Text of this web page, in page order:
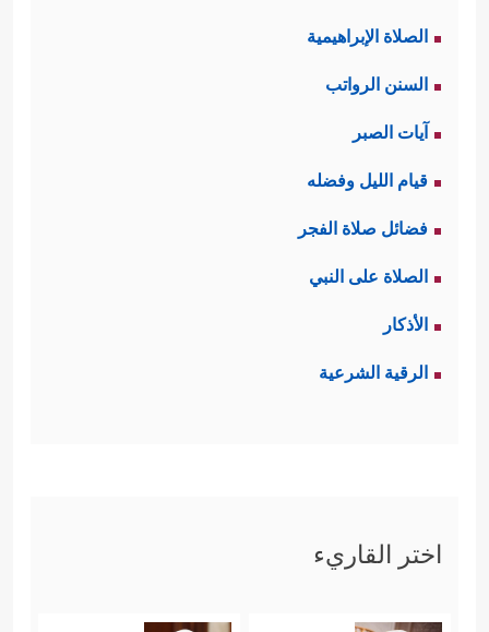
الصلاة الإبراهيمية
السنن الرواتب
آيات الصبر
قيام الليل وفضله
فضائل صلاة الفجر
الصلاة على النبي
الأذكار
الرقية الشرعية
اختر القاريء